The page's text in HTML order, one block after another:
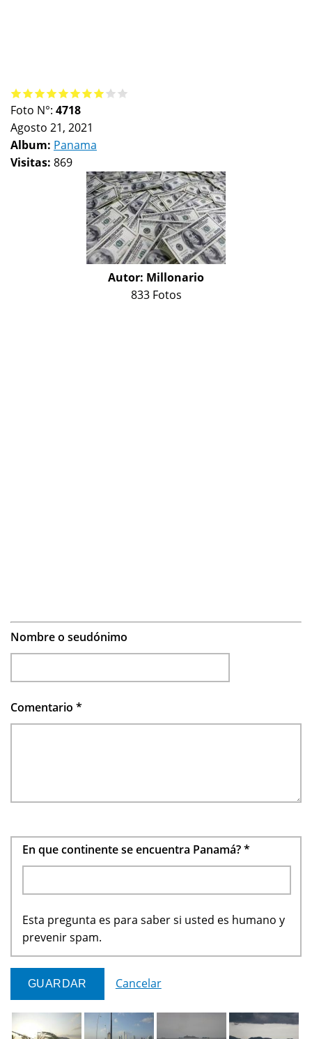
Foto N°: 4718
Agosto 21, 2021
Album: Panama
Visitas: 869
Autor: Millonario
833 Fotos
Nombre o seudónimo
Comentario *
En que continente se encuentra Panamá?*
Esta pregunta es para saber si usted es humano y
prevenir spam.
Cancelar